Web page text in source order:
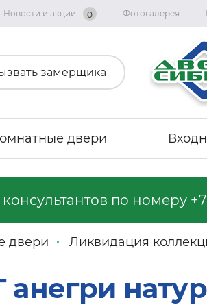
Новости и акции 0 Фотогалерея
замерщика
двери
Коллекция «Графика»
Коллекция «Империя»
Коллекция «Геометрия
Коллекция «Вест»
по номеру
двери Ликвидация
анегри